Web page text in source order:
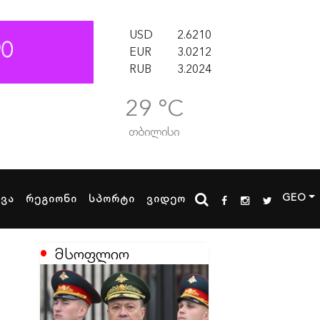
USD
2.6210
EUR
3.0212
RUB
3.2024
29 °C
თბილისი
რეგიონი სპორტი ვიდეო GEO
მსოფლიო